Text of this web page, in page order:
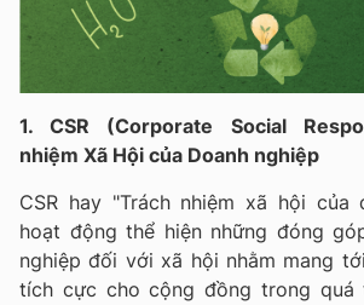
1. CSR (Corporate Social
nhiệm Xã Hội của Doanh nghiệp
CSR hay "Trách nhiệm xã hội của
hoạt động thể hiện những đóng
nghiệp đối với xã hội nhằm mang
tích cực cho cộng đồng trong quá